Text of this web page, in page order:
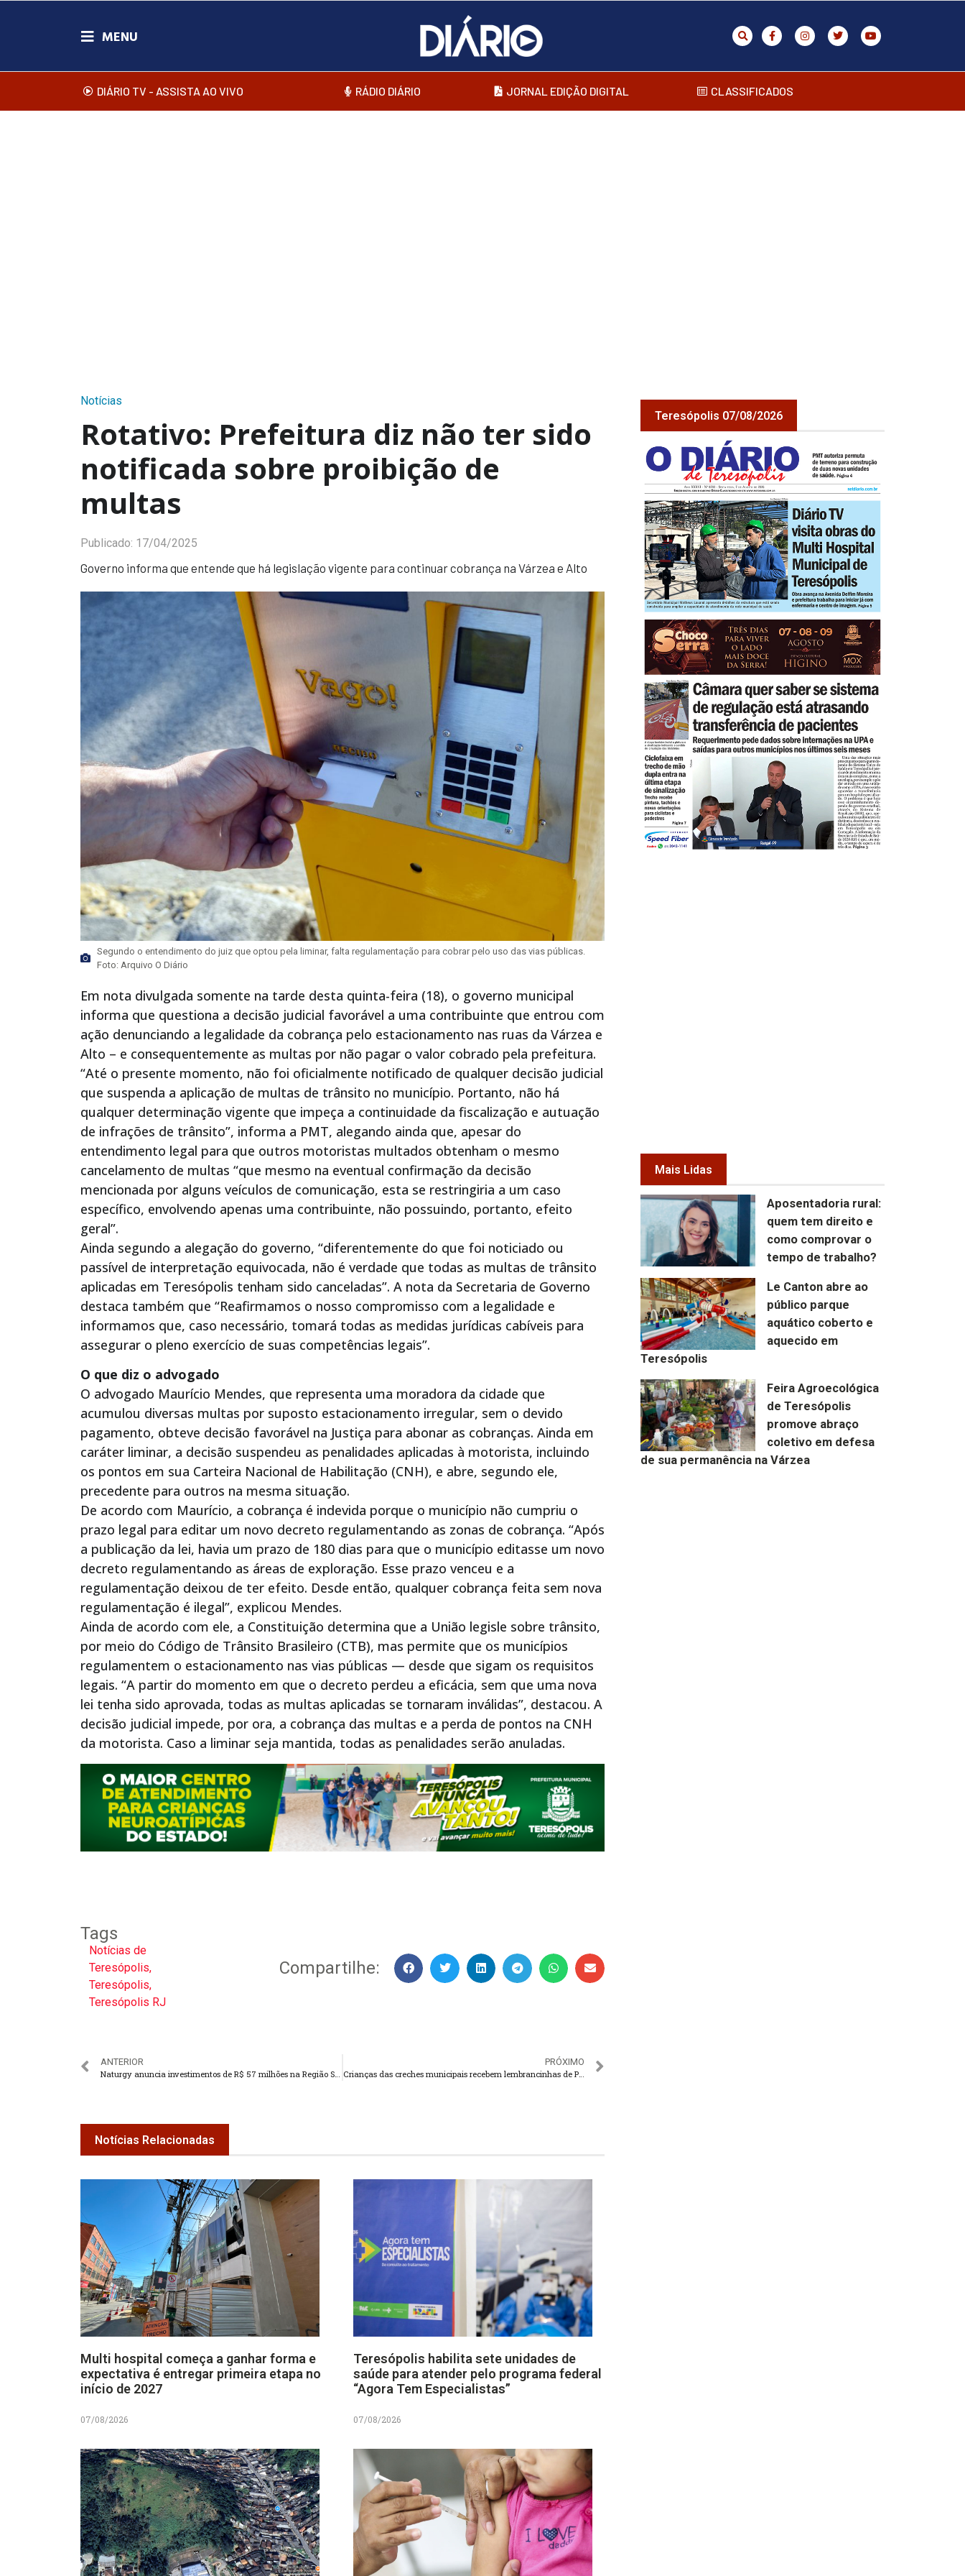
DIÁRIO TV - ASSISTA AO VIVO RÁDIO DIÁRIO JORNAL EDIÇÃO DIGITAL CLASSIFICADOS
Notícias
Rotativo: Prefeitura diz não ter sido
notificada sobre proibição de
multas
Publicado: 17/04/2025
Governo informa que entende que há legislação vigente para continuar cobrança na Várzea e Alto
Segundo o entendimento do juiz que optou pela liminar, falta regulamentação para cobrar pelo uso das vias públicas.
Foto: Arquivo O Diário
Em nota divulgada somente na tarde desta quinta-feira (18), o governo municipal
informa que questiona a decisão judicial favorável a uma contribuinte que entrou com
ação denunciando a legalidade da cobrança pelo estacionamento nas ruas da Várzea e
Alto – e consequentemente as multas por não pagar o valor cobrado pela prefeitura.
“Até o presente momento, não foi oficialmente notificado de qualquer decisão judicial
que suspenda a aplicação de multas de trânsito no município. Portanto, não há
qualquer determinação vigente que impeça a continuidade da fiscalização e autuação
de infrações de trânsito”, informa a PMT, alegando ainda que, apesar do
entendimento legal para que outros motoristas multados obtenham o mesmo
cancelamento de multas “que mesmo na eventual confirmação da decisão
mencionada por alguns veículos de comunicação, esta se restringiria a um caso
específico, envolvendo apenas uma contribuinte, não possuindo, portanto, efeito
geral”.
Ainda segundo a alegação do governo, “diferentemente do que foi noticiado ou
passível de interpretação equivocada, não é verdade que todas as multas de trânsito
aplicadas em Teresópolis tenham sido canceladas”. A nota da Secretaria de Governo
destaca também que “Reafirmamos o nosso compromisso com a legalidade e
informamos que, caso necessário, tomará todas as medidas jurídicas cabíveis para
assegurar o pleno exercício de suas competências legais”.
O que diz o advogado
O advogado Maurício Mendes, que representa uma moradora da cidade que
acumulou diversas multas por suposto estacionamento irregular, sem o devido
pagamento, obteve decisão favorável na Justiça para abonar as cobranças. Ainda em
caráter liminar, a decisão suspendeu as penalidades aplicadas à motorista, incluindo
os pontos em sua Carteira Nacional de Habilitação (CNH), e abre, segundo ele,
precedente para outros na mesma situação.
De acordo com Maurício, a cobrança é indevida porque o município não cumpriu o
prazo legal para editar um novo decreto regulamentando as zonas de cobrança. “Após
a publicação da lei, havia um prazo de 180 dias para que o município editasse um novo
decreto regulamentando as áreas de exploração. Esse prazo venceu e a
regulamentação deixou de ter efeito. Desde então, qualquer cobrança feita sem nova
regulamentação é ilegal”, explicou Mendes.
Ainda de acordo com ele, a Constituição determina que a União legisle sobre trânsito,
por meio do Código de Trânsito Brasileiro (CTB), mas permite que os municípios
regulamentem o estacionamento nas vias públicas — desde que sigam os requisitos
legais. “A partir do momento em que o decreto perdeu a eficácia, sem que uma nova
lei tenha sido aprovada, todas as multas aplicadas se tornaram inválidas”, destacou. A
decisão judicial impede, por ora, a cobrança das multas e a perda de pontos na CNH
da motorista. Caso a liminar seja mantida, todas as penalidades serão anuladas.
Tags
Notícias de
Teresópolis,
Teresópolis,
Teresópolis RJ
Compartilhe:
ANTERIOR
Naturgy anuncia investimentos de R$ 57 milhões na Região Serrana
PRÓXIMO
Crianças das creches municipais recebem lembrancinhas de Páscoa
Notícias Relacionadas
Multi hospital começa a ganhar forma e
expectativa é entregar primeira etapa no
início de 2027
07/08/2026
Teresópolis habilita sete unidades de
saúde para atender pelo programa federal
“Agora Tem Especialistas”
07/08/2026
Teresópolis 07/08/2026
Mais Lidas
Aposentadoria rural:
quem tem direito e
como comprovar o
tempo de trabalho?
Le Canton abre ao
público parque
aquático coberto e
aquecido em
Teresópolis
Feira Agroecológica
de Teresópolis
promove abraço
coletivo em defesa
de sua permanência na Várzea